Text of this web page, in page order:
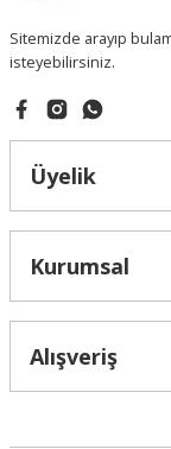
Sitemizde arayıp
isteyebilirsiniz.
Üyelik
Kurumsal
Alışveriş